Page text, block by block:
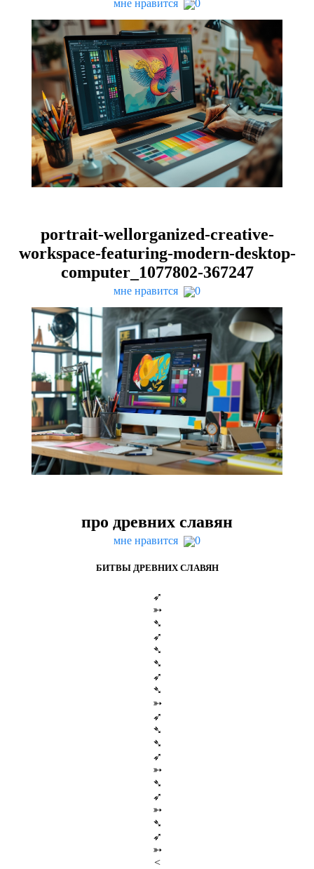
мне нравится 0
portrait-wellorganized-creative-
workspace-featuring-modern-desktop-
computer_ 1077802-367247
мне нравится 0
про древних славян
мне нравится 0
БИТВЫ ДРЕВНИХ СЛАВЯН
➶
➳
➴
➶
➴
➴
➶
➴
➳
➶
➴
➴
➶
➳
➴
➶
➳
➴
➶
➳
<